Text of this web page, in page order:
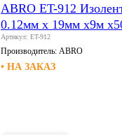
ABRO ET-912
0.12мм х 19мм х9м
Артикул: ET-912
Производитель: ABRO
• НА ЗАКАЗ